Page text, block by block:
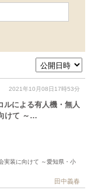
2021年10月08日17時53分
ルによる有人機・無人
けて ～…
実装に向けて ～愛知県・小
田中義春